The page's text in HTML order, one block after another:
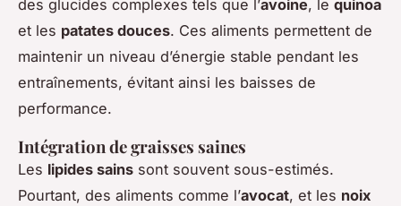
des glucides complexes tels que l’avoine, le quinoa
et les patates douces. Ces aliments permettent de
maintenir un niveau d’énergie stable pendant les
entraînements, évitant ainsi les baisses de
performance.
Intégration de graisses saines
Les lipides sains sont souvent sous-estimés.
Pourtant, des aliments comme l’avocat, et les noix